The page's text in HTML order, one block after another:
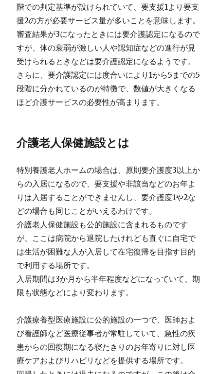
階での判定基準が設けられていて、要支援1より要支
援2の方が必要サービス量が多いことを意味します。
審査結果が3になったときには要介護認定になるので
すが、体の衰弱が激しい人や認知症などの進行が見
受けられるときなどは要介護認定になるようです。
さらに、要介護認定には度合いにより1から5までの5
段階に分かれているのが特徴で、数値が大きくなる
ほど介護サービスの必要性が高まります。
介護老人保健施設とは
特別養護老人ホームの場合は、原則要介護度3以上か
らの入居になるので、要支援や非該当などのお年よ
りは入居することができませんし、要介護度1や2な
どの場合も同じことがいえるわけです。
介護老人保健施設も公的施設に含まれるものです
が、ここは病院から退院したけれども直ぐに自宅で
は生活が困難な人が入居して在宅復帰を目指す目的
で利用する場所です。
入居期間は3か月から半年程度などになっていて、期
限も状態などにより変わります。
介護療養型医療施設に公的施設の一つで、医師およ
び看護師など医療従事者が常駐していて、急性の疾
患からの回復期になる寝たきりのお年寄りに対し医
療ケアおよびリハビリなどを提供する場所です。